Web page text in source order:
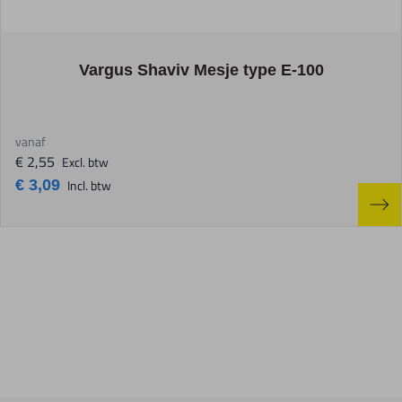
Vargus Shaviv Mesje type E-100
The price depends on the options chosen on the product page
vanaf
€ 3,09 Incl. btw
€ 2,55 Excl. btw